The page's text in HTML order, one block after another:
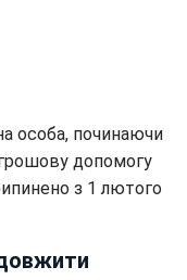
особа, починаючи
допомогу
з 1 лютого